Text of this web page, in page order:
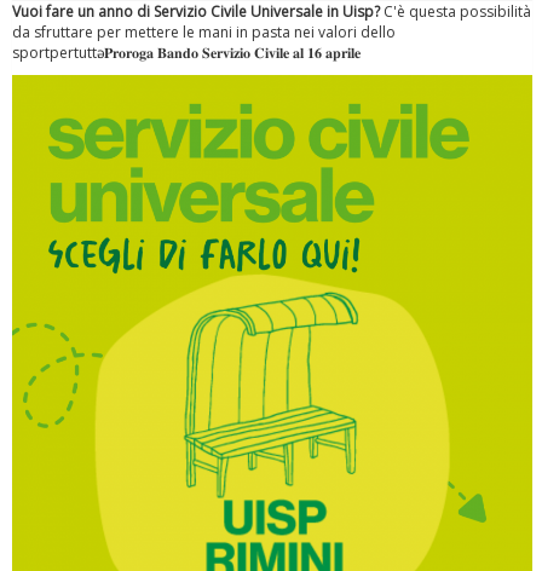
Vuoi fare un anno di Servizio Civile Universale in Uisp?C'è questa possibilità
da sfruttare per mettere le mani in pasta nei valori dello
sportpertuttә. 𝐏𝐫𝐨𝐫𝐨𝐠𝐚 𝐁𝐚𝐧𝐝𝐨 𝐒𝐞𝐫𝐯𝐢𝐳𝐢𝐨 𝐂𝐢𝐯𝐢𝐥𝐞 𝐚𝐥 𝟏𝟔 𝐚𝐩𝐫𝐢𝐥𝐞